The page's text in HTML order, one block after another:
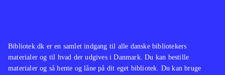
Bibliotek.dk er en samlet indgang til alle danske bibliotekers
materialer og til hvad der udgives i Danmark. Du kan bestille
materialer og så hente og låne på dit eget bibliotek. Du kan bruge